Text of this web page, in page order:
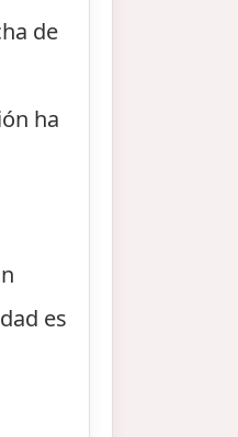
de
ha
es